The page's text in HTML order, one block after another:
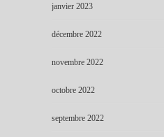
janvier 2023
décembre 2022
novembre 2022
octobre 2022
septembre 2022